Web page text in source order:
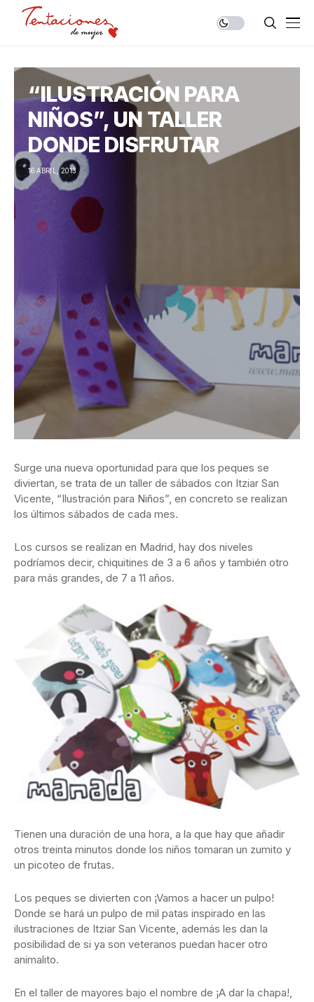
“ILUSTRACIÓN PARA
NIÑOS”, UN TALLER
DONDE DISFRUTAR
16 ABRIL, 2013
Surge una nueva oportunidad para que los peques se
diviertan, se trata de un taller de sábados con Itziar San
Vicente, “Ilustración para Niños”, en concreto se realizan
los últimos sábados de cada mes.
Los cursos se realizan en Madrid, hay dos niveles
podríamos decir, chiquitines de 3 a 6 años y también otro
para más grandes, de 7 a 11 años.
Tienen una duración de una hora, a la que hay que añadir
otros treinta minutos donde los niños tomaran un zumito y
un picoteo de frutas.
Los peques se divierten con ¡Vamos a hacer un pulpo!
Donde se hará un pulpo de mil patas inspirado en las
ilustraciones de Itziar San Vicente, además les dan la
posibilidad de si ya son veteranos puedan hacer otro
animalito.
En el taller de mayores bajo el nombre de ¡A dar la chapa!,